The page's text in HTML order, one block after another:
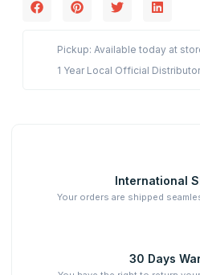
Pickup: Available today at
1 Year Local Official
International
Your orders are shipped
30 Days